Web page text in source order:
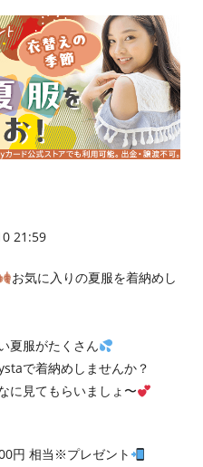
21:59
お気に入りの夏服を着納めし
夏服がたくさん
で着納めしませんか？
に見てもらいましょ〜
円 相当※プレゼント